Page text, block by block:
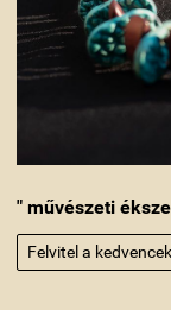
" művészeti
Felvitel a